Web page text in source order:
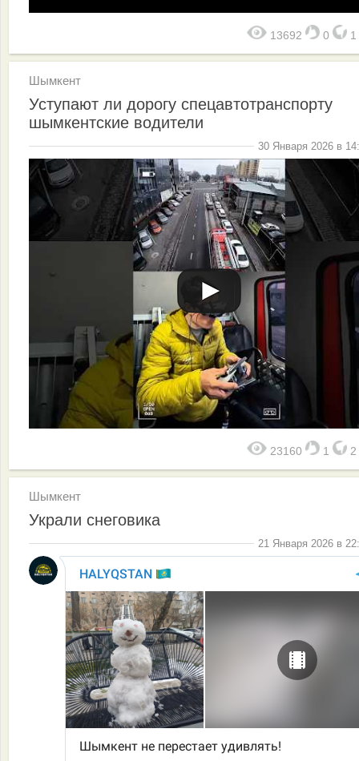
13692 0 1
Шымкент
Уступают ли дорогу спецавтотранспорту
шымкентские водители
30 Января 2026 в
23160 1 2
Шымкент
Украли снеговика
21 Января 2026 в